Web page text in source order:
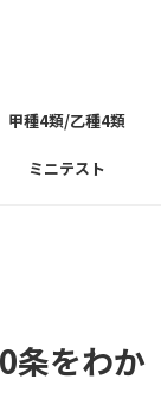
甲種4類/乙種4類
ミニテスト
条をわか